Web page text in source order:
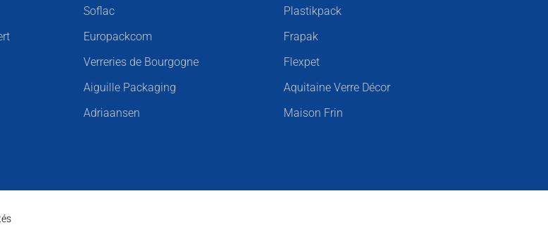
Soflac
Europackcom
Verreries de Bourgogne
Aiguille Packaging
Adriaansen
Plastikpack
Frapak
Flexpet
Aquitaine Verre Décor
Maison Frin